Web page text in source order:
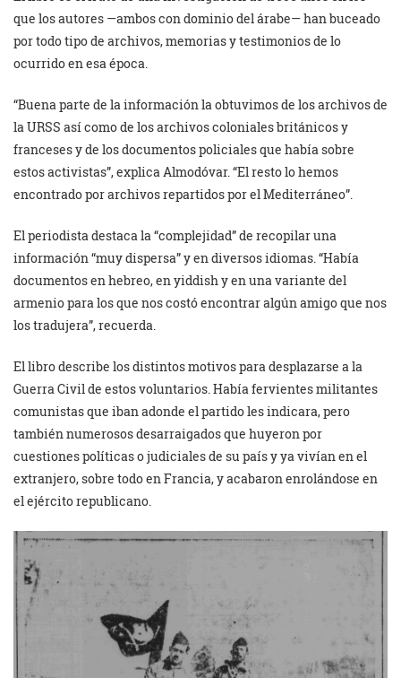
que los autores —ambos con dominio del árabe— han buceado
por todo tipo de archivos, memorias y testimonios de lo
ocurrido en esa época.
“Buena parte de la información la obtuvimos de los archivos de
la URSS así como de los archivos coloniales británicos y
franceses y de los documentos policiales que había sobre
estos activistas”, explica Almodóvar. “El resto lo hemos
encontrado por archivos repartidos por el Mediterráneo”.
El periodista destaca la “complejidad” de recopilar una
información “muy dispersa” y en diversos idiomas. “Había
documentos en hebreo, en yiddish y en una variante del
armenio para los que nos costó encontrar algún amigo que nos
los tradujera”, recuerda.
El libro describe los distintos motivos para desplazarse a la
Guerra Civil de estos voluntarios. Había fervientes militantes
comunistas que iban adonde el partido les indicara, pero
también numerosos desarraigados que huyeron por
cuestiones políticas o judiciales de su país y ya vivían en el
extranjero, sobre todo en Francia, y acabaron enrolándose en
el ejército republicano.